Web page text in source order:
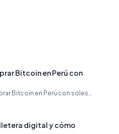
Bitcoin en Perú con
Bitcoin en Perú con soles
digital y cómo